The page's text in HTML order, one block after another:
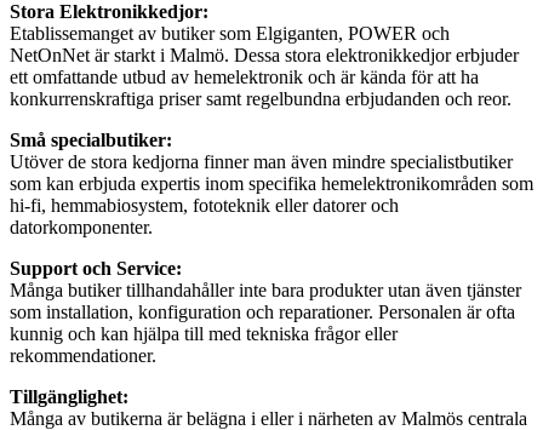
Stora Elektronikkedjor:
Etablissemanget av butiker som Elgiganten, POWER och
NetOnNet är starkt i Malmö. Dessa stora elektronikkedjor erbjuder
ett omfattande utbud av hemelektronik och är kända för att ha
konkurrenskraftiga priser samt regelbundna erbjudanden och reor.
Små specialbutiker:
Utöver de stora kedjorna finner man även mindre specialistbutiker
som kan erbjuda expertis inom specifika hemelektronikområden som
hi-fi, hemmabiosystem, fototeknik eller datorer och
datorkomponenter.
Support och Service:
Många butiker tillhandahåller inte bara produkter utan även tjänster
som installation, konfiguration och reparationer. Personalen är ofta
kunnig och kan hjälpa till med tekniska frågor eller
rekommendationer.
Tillgänglighet:
Många av butikerna är belägna i eller i närheten av Malmös centrala